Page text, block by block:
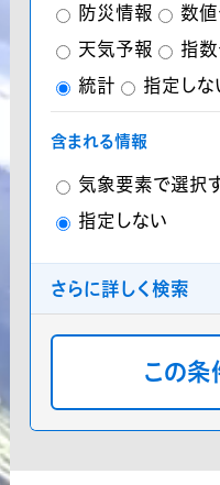
防災情報 数
天気予報
指
統計
指定しな
含まれる情報
気象要素で選択
指定しない
さらに詳しく検索
分類
プレミアム気象
分布